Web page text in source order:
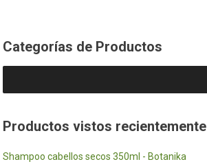
Categorías de Productos
Productos vistos recientemente
Shampoo cabellos secos 350ml - Botanika